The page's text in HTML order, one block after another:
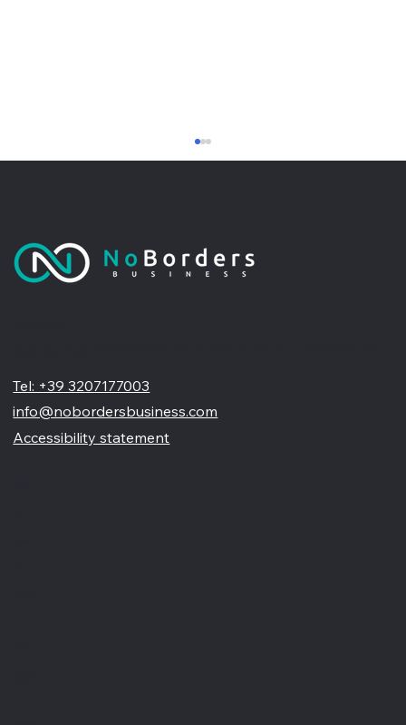
Tel: +39 3207177003
info@nobordersbusiness.com
Accessibility statement